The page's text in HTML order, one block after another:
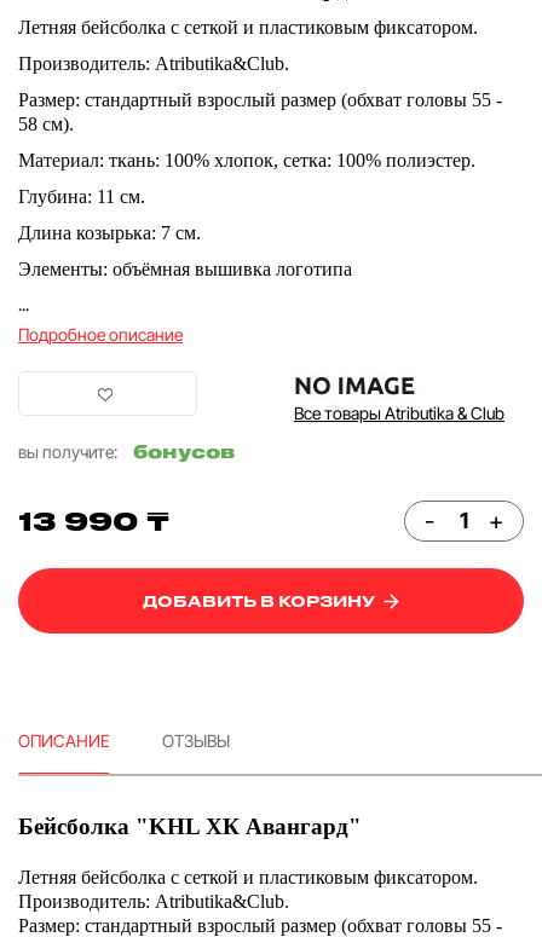
Летняя бейсболка с сеткой и пластиковым фиксатором.
Производитель: Atributika&Club.
Размер: стандартный взрослый размер (обхват головы 55 -
58 см).
Материал: ткань: 100% хлопок, сетка: 100% полиэстер.
Глубина: 11 см.
Длина козырька: 7 см.
Элементы: объёмная вышивка логотипа
...
Подробное описание
Все товары Atributika & Club
вы получите:
бонусов
13 990 ₸ - +
ДОБАВИТЬ В КОРЗИНУ
ОПИСАНИЕ ОТЗЫВЫ
Бейсболка "KHL ХК Авангард"
Летняя бейсболка с сеткой и пластиковым фиксатором.
Производитель: Atributika&Club.
Размер: стандартный взрослый размер (обхват головы 55 -